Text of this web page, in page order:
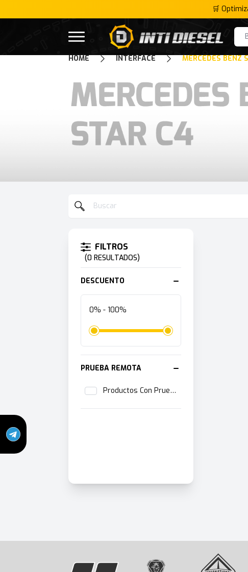
🛒
Open menu
Inti Diesel
HOME INTERFACE MERCEDES BENZ
FILTROS
(0 RESULTADOS)
DESCUENTO
0% - 100%
PRUEBA REMOTA
Productos Con Prueba Remota